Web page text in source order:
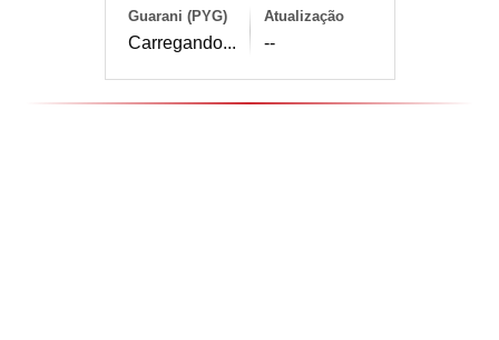
Guarani (PYG)
Carregando...
Atualização
--